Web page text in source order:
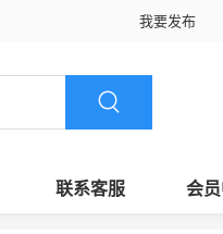
我要发布
联系客服 会